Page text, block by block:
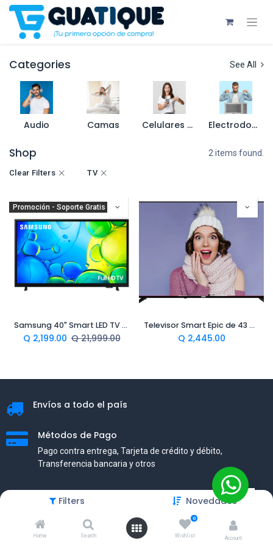
Filters Novedades
Home Search
0
Wishlist Account
Categories See All
Audio Camas Celulares y Accesorios Electrodomésticos
Shop 2 items found.
Clear Filters TV
Promoción - Soporte Gratis
Samsung 40" Smart LED TV FHD
Q 2,199.00 Q21,999.00
Televisor Smart Epic de 43 pulgadas
Q 2,445.00
Envíos a todo el país
Métodos de Pago
Pago contra entrega, Tarjeta de crédito y débito,
Transferencia bancaria y otros
Servicio al cliente
Nuestros clientes son lo más importante, por eso
estamos comprometidos con brindarles la mejor
experiencia